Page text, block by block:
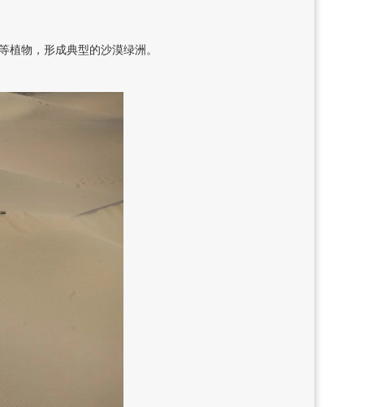
物，形成典型的沙漠绿洲。